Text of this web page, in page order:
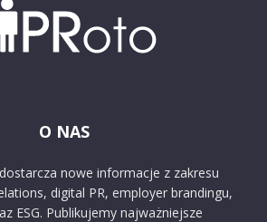
O NAS
nowe informacje z zakresu
digital PR, employer brandingu,
ESG. Publikujemy najważniejsze